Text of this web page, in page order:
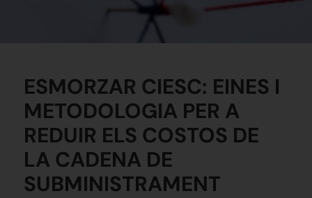
ESMORZAR CIESC: EINES I
METODOLOGIA PER A
REDUIR ELS COSTOS DE
LA CADENA DE
SUBMINISTRAMENT